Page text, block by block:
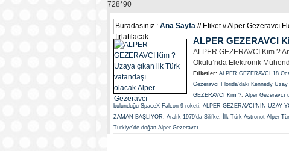
728*90
Buradasınız :Ana Sayfa // Etiket // Alper Gezeravcı
fırlatılacak
ALPER GEZERAVCI
ALPER GEZERAVCI Kim ?
Okulu’nda Elektronik
Etiketler: ALPER GEZERAVCI 18
Gezeravcı Florida'daki Kennedy
GEZERAVCI Kim ?, Alper Gezeravcı
bulunduğu SpaceX Falcon 9 roketi, ALPER GEZERAVCI'NIN UZAY
ZAMAN BAŞLIYOR, Aralık 1979'da Silifke, İlk Türk Astronot Alper
Türkiye'de doğan Alper Gezeravcı